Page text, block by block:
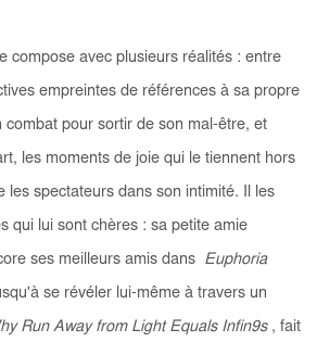
compose avec plusieurs réalités : entre
empreintes de références à sa propre
combat pour sortir de son mal-être, et
les moments de joie qui le tiennent hors
les spectateurs dans son intimité. Il les
qui lui sont chères : sa petite amie
ses meilleurs amis dans Euphoria
se révéler lui-même à travers un
Run Away from Light Equals Infin9s, fait